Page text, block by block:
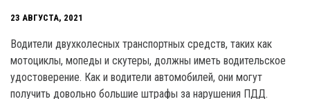
23 АВГУСТА, 2021
Водители двухколесных транспортных средств, таких как
мотоциклы, мопеды и скутеры, должны иметь водительское
удостоверение. Как и водители автомобилей, они могут
получить довольно большие штрафы за нарушения ПДД.